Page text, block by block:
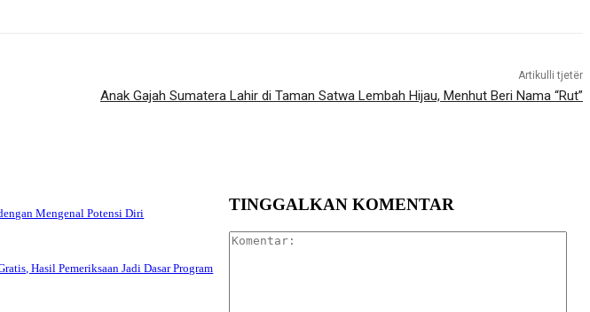
Artikulli tjetër
Anak Gajah Sumatera Lahir di Taman Satwa Lembah Hijau, Menhut Beri Nama “Rut”
Mengenal Potensi Diri
Hasil Pemeriksaan Jadi Dasar Program
TINGGALKAN KOMENTAR